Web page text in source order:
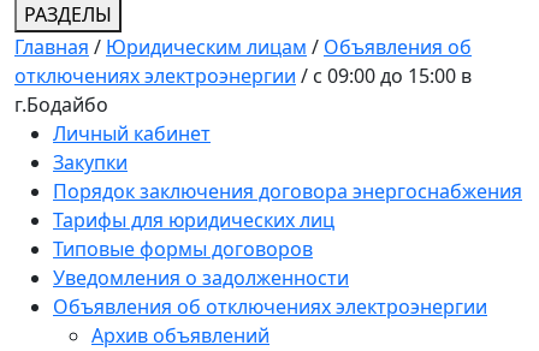
РАЗДЕЛЫ
Главная / Юридическим лицам / Объявления об
отключениях электроэнергии / с 09:00 до 15:00 в
г.Бодайбо
Личный кабинет
Закупки
Порядок заключения договора энергоснабжения
Тарифы для юридических лиц
Типовые формы договоров
Уведомления о задолженности
Объявления об отключениях электроэнергии
Архив объявлений